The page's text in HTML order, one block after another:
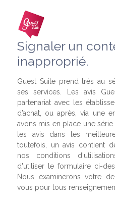
Signaler un
inapproprié.
Guest Suite prend très au
ses services. Les avis
partenariat avec les
d’achat, ou après, via une
avons mis en place une
les avis dans les
toutefois, un avis contient
nos conditions
d'utiliser le formulaire ci-
Nous examinerons votre
vous pour tous